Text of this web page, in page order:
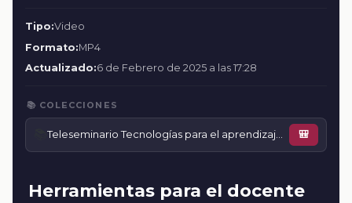
Tipo:Video
Formato:MP4
Actualizado:6 de Febrero de 2025 a las 17:28
📚 COLECCIONES
📚 Teleseminario Tecnologías para el aprendizaje online y offline 🎒
Herramientas para el docente